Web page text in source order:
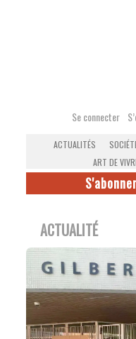
Se connecter
ACTUALITÉS
ART DE
ACTUALITÉ